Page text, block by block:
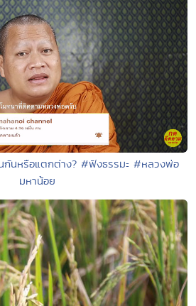
กันหรือแตกต่าง? #ฟังธรรมะ #หลวงพ่อ
มหาน้อย